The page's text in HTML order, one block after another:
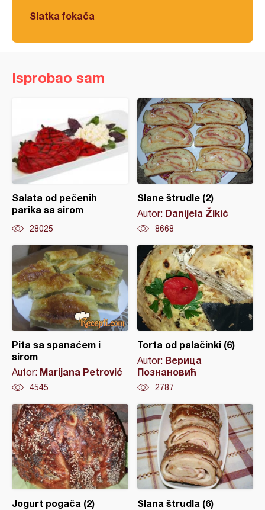
Slatka fokača
Isprobao sam
Salata od pečenih
parika sa sirom
28025
Slane štrudle (2)
Autor: Danijela Žikić
8668
Pita sa spanaćem i
sirom
Autor: Marijana Petrović
4545
Torta od palačinki (6)
Autor: Верица
Познановић
2787
Jogurt pogača (2) Slana štrudla (6)